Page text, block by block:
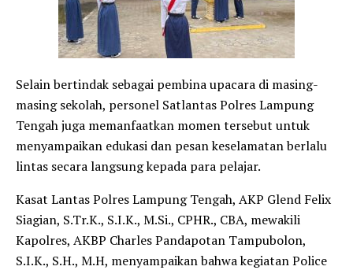
Selain bertindak sebagai pembina upacara di masing-
masing sekolah, personel Satlantas Polres Lampung
Tengah juga memanfaatkan momen tersebut untuk
menyampaikan edukasi dan pesan keselamatan berlalu
lintas secara langsung kepada para pelajar.
Kasat Lantas Polres Lampung Tengah, AKP Glend Felix
Siagian, S.Tr.K., S.I.K., M.Si., CPHR., CBA, mewakili
Kapolres, AKBP Charles Pandapotan Tampubolon,
S.I.K., S.H., M.H, menyampaikan bahwa kegiatan Police